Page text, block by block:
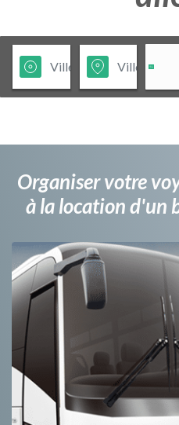
Organiser votre
à la location d'un